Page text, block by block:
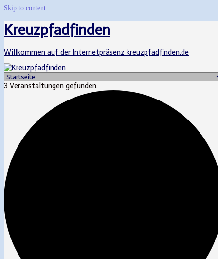
Skip to content
Kreuzpfadfinden
Willkommen auf der Internetpräsenz kreuzpfadfinden.de
3 Veranstaltungen gefunden.